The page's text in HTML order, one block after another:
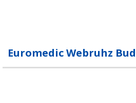
Euromedic Webruhz